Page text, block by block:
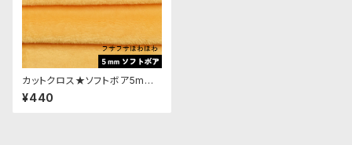
カットクロス★ソフトボア5mm
(山吹色)LB026 ボア生地 50c
m × 45cm
¥440